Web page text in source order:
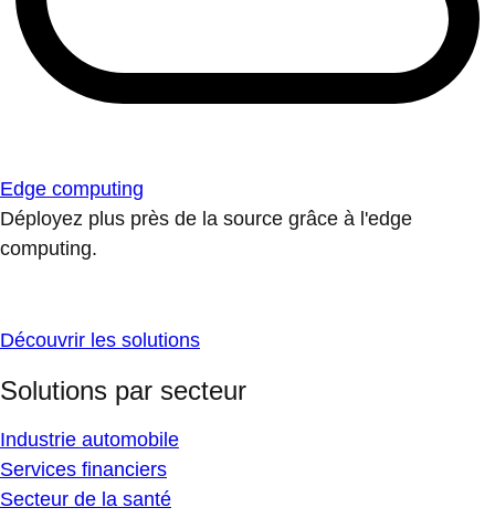
Edge computing
Déployez plus près de la source grâce à l'edge
computing.
Découvrir les solutions
Solutions par secteur
Industrie automobile
Services financiers
Secteur de la santé